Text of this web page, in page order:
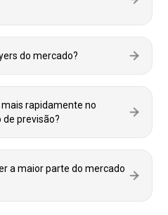
do mercado?
rapidamente no
previsão?
a maior parte do mercado